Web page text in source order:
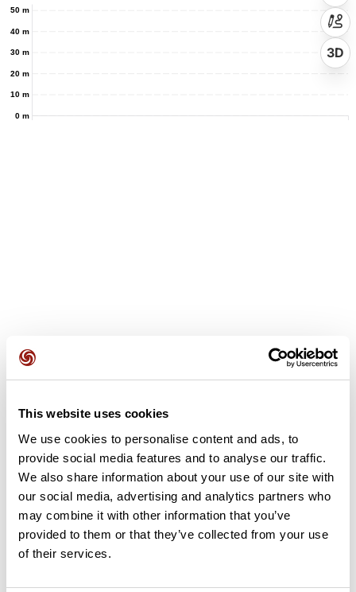
This website uses cookies
We use cookies to personalise content and ads, to
provide social media features and to analyse our traffic.
We also share information about your use of our site with
our social media, advertising and analytics partners who
may combine it with other information that you’ve
provided to them or that they’ve collected from your use
of their services.
0 m
10 m
20 m
30 m
40 m
50 m
3D
completado? ¡Deja la primera opinión!
Añadir una opinión
Resumen